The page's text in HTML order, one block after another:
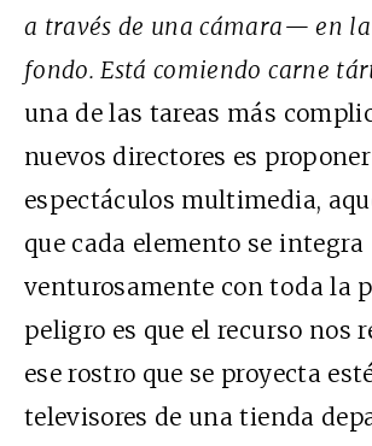
a través de una cámara— en
fondo. Está comiendo carne
una de las tareas más
nuevos directores es proponer
espectáculos multimedia,
que cada elemento se integra
venturosamente con toda la
peligro es que el recurso nos
ese rostro que se proyecta
televisores de una tienda